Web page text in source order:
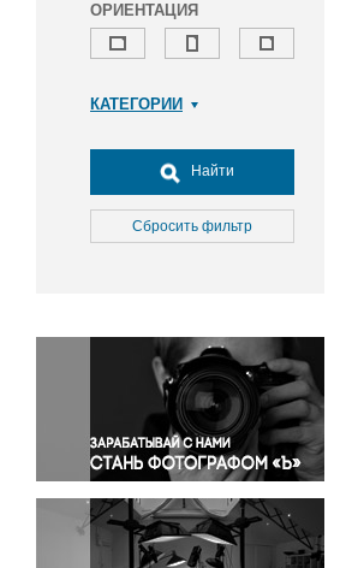
ОРИЕНТАЦИЯ
КАТЕГОРИИ
Досуг, туризм и отдых
Культура
Медицина
Окружающая среда
Политика
Правосудие
Происшествия и конфликты
Религия
Светская жизнь
Спорт
Экология
Найти
Сбросить фильтр